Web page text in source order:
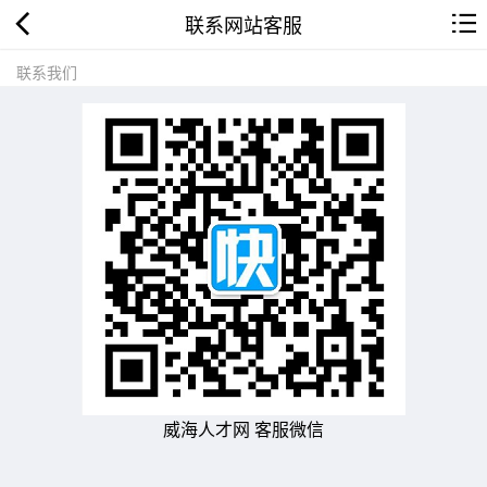
联系网站客服
联系我们
威海人才网 客服微信